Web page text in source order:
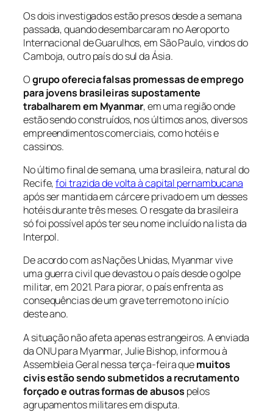
Os dois investigados estão presos desde a semana
passada, quando desembarcaram no Aeroporto
Internacional de Guarulhos, em São Paulo, vindos do
Camboja, outro país do sul da Ásia.
Ogrupo oferecia falsas promessas de emprego
para jovens brasileiras supostamente
trabalharem em Myanmar, em uma região onde
estão sendo construídos, nos últimos anos, diversos
empreendimentos comerciais, como hotéis e
cassinos.
No último final de semana, uma brasileira, natural do
Recife,foi trazida de volta à capital pernambucana
após ser mantida em cárcere privado em um desses
hotéis durante três meses. O resgate da brasileira
só foi possível após ter seu nome incluído na lista da
Interpol.
De acordo com as Nações Unidas, Myanmar vive
uma guerra civil que devastou o país desde o golpe
militar, em 2021. Para piorar, o país enfrenta as
consequências de um grave terremoto no início
deste ano.
A situação não afeta apenas estrangeiros. A enviada
da ONU para Myanmar, Julie Bishop, informou à
Assembleia Geral nessa terça-feira quemuitos
civis estão sendo submetidos a recrutamento
forçado e outras formas de abusos pelos
agrupamentos militares em disputa.